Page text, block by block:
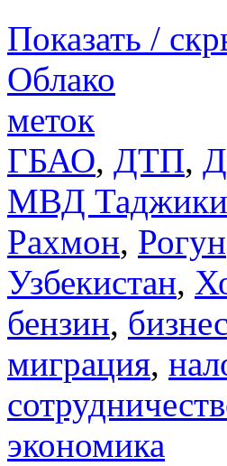
Показать /
Облако
меток
ГБАО, ДТП,
МВД
Рахмон, Рогун
Узбекистан,
бензин, бизнес
миграция,
экономика